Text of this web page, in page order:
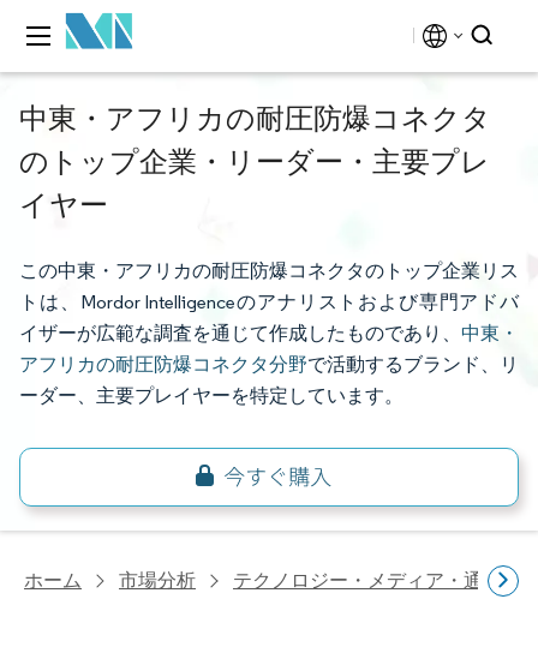
中東・アフリカの耐圧防爆コネクタ
のトップ企業・リーダー・主要プレ
イヤー
この中東・アフリカの耐圧防爆コネクタのトップ企業リス
トは、Mordor Intelligenceのアナリストおよび専門アドバ
イザーが広範な調査を通じて作成したものであり、 中東・
アフリカの耐圧防爆コネクタ分野で活動するブランド、リ
ーダー、主要プレイヤーを特定しています。
ホーム 市場分析 テクノロジー・メディア・通信研